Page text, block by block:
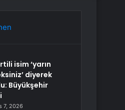
isim ‘yarın
diyerek
Büyükşehir
7, 2026